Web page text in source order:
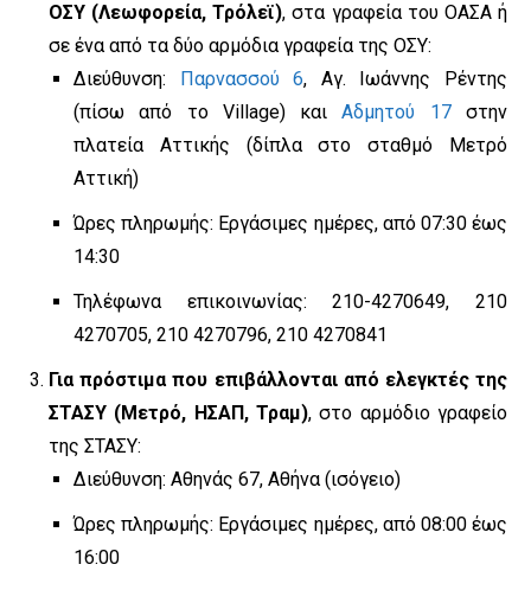
ΟΣΥ (Λεωφορεία, Τρόλεϊ), στα γραφεία του ΟΑΣΑ ή
σε ένα από τα δύο αρμόδια γραφεία της ΟΣΥ:
Διεύθυνση: Παρνασσού 6, Αγ. Ιωάννης Ρέντης
(πίσω από το Village) καιΑδμητού 17στην
πλατεία Αττικής (δίπλα στο σταθμό Μετρό
Αττική)
Ώρες πληρωμής: Εργάσιμες ημέρες, από 07:30 έως
14:30
Τηλέφωνα επικοινωνίας: 210-4270649, 210
4270705, 210 4270796, 210 4270841
Για πρόστιμα που επιβάλλονται από ελεγκτές της
ΣΤΑΣΥ (Μετρό, ΗΣΑΠ, Τραμ), στο αρμόδιο γραφείο
της ΣΤΑΣΥ:
Διεύθυνση: Αθηνάς 67, Αθήνα (ισόγειο)
Ώρες πληρωμής: Εργάσιμες ημέρες, από 08:00 έως
16:00